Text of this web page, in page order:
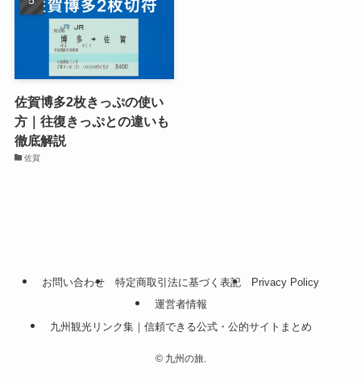
佐賀博多2枚きっぷの使い
方｜往復きっぷとの違いも
徹底解説
佐賀
お問い合わせ 特定商取引法に基づく表記
Privacy Policy
運営者情報
九州観光リンク集｜信頼できる公式・公的サイトまとめ
©九州の旅.